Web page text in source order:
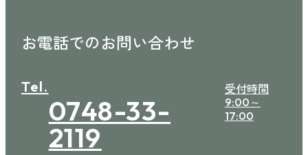
お電話でのお問い合わせ
Tel.
0748-33-
2119
受付時間
9:00～
17:00